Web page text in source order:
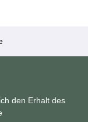
den Erhalt des